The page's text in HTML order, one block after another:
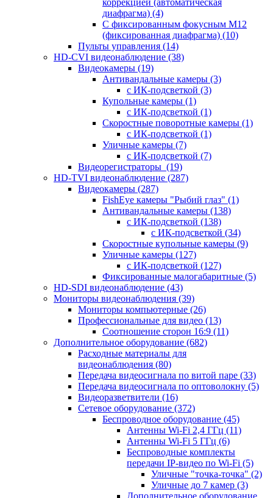
коррекцией (автоматическая
диафрагма) (4)
С фиксированным фокусным М12
(фиксированная диафрагма) (10)
Пульты управления (14)
HD-CVI видеонаблюдение (38)
Видеокамеры (19)
Антивандальные камеры (3)
с ИК-подсветкой (3)
Купольные камеры (1)
с ИК-подсветкой (1)
Скоростные поворотные камеры (1)
с ИК-подсветкой (1)
Уличные камеры (7)
с ИК-подсветкой (7)
Видеорегистраторы (19)
HD-TVI видеонаблюдение (287)
Видеокамеры (287)
FishEye камеры "Рыбий глаз" (1)
Антивандальные камеры (138)
с ИК-подсветкой (138)
с ИК-подсветкой (34)
Скоростные купольные камеры (9)
Уличные камеры (127)
с ИК-подсветкой (127)
Фиксированные малогабаритные (5)
HD-SDI видеонаблюдение (43)
Мониторы видеонаблюдения (39)
Мониторы компьютерные (26)
Профессиональные для видео (13)
Соотношение сторон 16:9 (11)
Дополнительное оборудование (682)
Расходные материалы для
видеонаблюдения (80)
Передача видеосигнала по витой паре (33)
Передача видеосигнала по оптоволокну (5)
Видеоразветвители (16)
Сетевое оборудование (372)
Беспроводное оборудование (45)
Антенны Wi-Fi 2,4 ГГц (11)
Антенны Wi-Fi 5 ГГц (6)
Беспроводные комплекты
передачи IP-видео по Wi-Fi (5)
Уличные "точка-точка" (2)
Уличные до 7 камер (3)
Дополнительное оборудование